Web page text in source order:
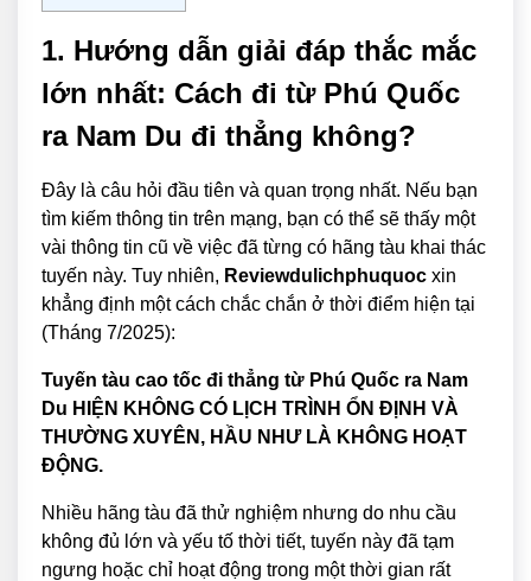
1. Hướng dẫn giải đáp thắc mắc
lớn nhất: Cách đi từ Phú Quốc
ra Nam Du đi thẳng không?
Đây là câu hỏi đầu tiên và quan trọng nhất. Nếu bạn
tìm kiếm thông tin trên mạng, bạn có thể sẽ thấy một
vài thông tin cũ về việc đã từng có hãng tàu khai thác
tuyến này. Tuy nhiên, Reviewdulichphuquoc xin
khẳng định một cách chắc chắn ở thời điểm hiện tại
(Tháng 7/2025):
Tuyến tàu cao tốc đi thẳng từ Phú Quốc ra Nam
Du HIỆN KHÔNG CÓ LỊCH TRÌNH ỔN ĐỊNH VÀ
THƯỜNG XUYÊN, HẦU NHƯ LÀ KHÔNG HOẠT
ĐỘNG.
Nhiều hãng tàu đã thử nghiệm nhưng do nhu cầu
không đủ lớn và yếu tố thời tiết, tuyến này đã tạm
ngưng hoặc chỉ hoạt động trong một thời gian rất